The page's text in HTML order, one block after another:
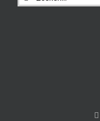
naar: